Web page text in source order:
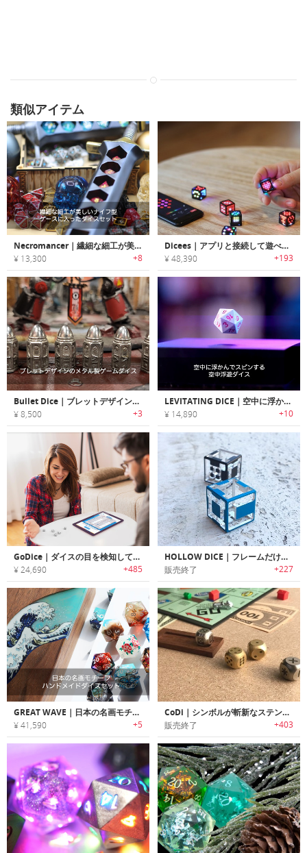
類似アイテム
Necromancer｜繊細な細工が美しいナイフ型ケースに入ったダイスセット「ネクロマンサー」
¥ 13,300 +8
Dicees｜アプリと接続して遊べるスマートデジタルダイス「ダイシーズ」
¥ 48,390 +193
Bullet Dice｜ブレットデザインのメタル製ゲームダイス「ブレットダイス」
¥ 8,500 +3
LEVITATING DICE｜空中に浮かんでスピンする空中浮遊ダイス
¥ 14,890 +10
GoDice｜ダイスの目を検知して自動でスコアリングするスマートダイス「Goダイス」
¥ 24,690 +485
HOLLOW DICE｜フレームだけでマス目を表現する軽量空洞メタルダイス「ホローダイス」
販売終了 +227
GREAT WAVE｜日本の名画モチーフハンドメイドダイスセット
¥ 41,590 +5
CoDi｜シンボルが斬新なステンレス/ブラス製ダイス「コディー」
販売終了 +403